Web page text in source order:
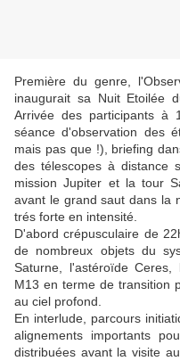
Première du genre,
inaugurait sa Nuit Etoilée
Arrivée des participants à
séance d'observation des
mais pas que !), briefing
des télescopes à distance
mission Jupiter et la tour
avant le grand saut dans la
trés forte en intensité.
D'abord crépusculaire de
de nombreux objets du
Saturne, l'astéroïde
M13 en terme de transition
au ciel profond.
En interlude, parcours
alignements importants
distribuées avant la visite